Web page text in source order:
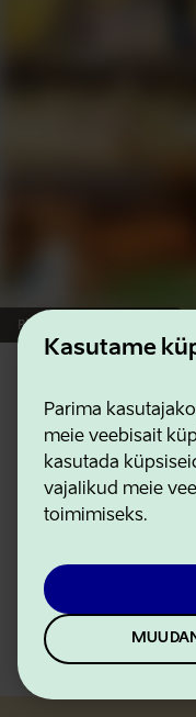
Kasutame
Parima
meie veebisait
kasutada
vajalikud meie
toimimiseks.
Jääaja Keskus
Teemapargid
Jääaja Keskuses
tulevikuni. Avasta
Pildi autor: SA Saadjärve